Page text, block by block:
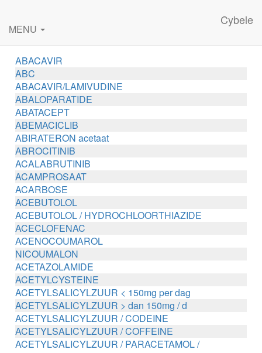
Cybele
MENU
ABACAVIR
ABC
ABACAVIR/LAMIVUDINE
ABALOPARATIDE
ABATACEPT
ABEMACICLIB
ABIRATERON acetaat
ABROCITINIB
ACALABRUTINIB
ACAMPROSAAT
ACARBOSE
ACEBUTOLOL
ACEBUTOLOL / HYDROCHLOORTHIAZIDE
ACECLOFENAC
ACENOCOUMAROL
NICOUMALON
ACETAZOLAMIDE
ACETYLCYSTEINE
ACETYLSALICYLZUUR < 150mg per dag
ACETYLSALICYLZUUR > dan 150mg / d
ACETYLSALICYLZUUR / CODEINE
ACETYLSALICYLZUUR / COFFEINE
ACETYLSALICYLZUUR / PARACETAMOL /